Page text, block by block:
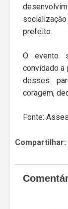
prefeito.
O evento
convidado a
desses
coragem,
Fonte:
Compartilhar: